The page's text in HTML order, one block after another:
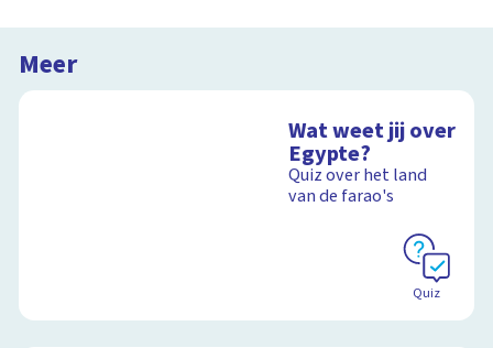
Meer
Wat weet jij over
Egypte?
Quiz over het land
van de farao's
Quiz